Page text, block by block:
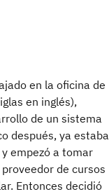
en la oficina de
en inglés),
de un sistema
después, ya estaba
empezó a tomar
de cursos
Entonces decidió